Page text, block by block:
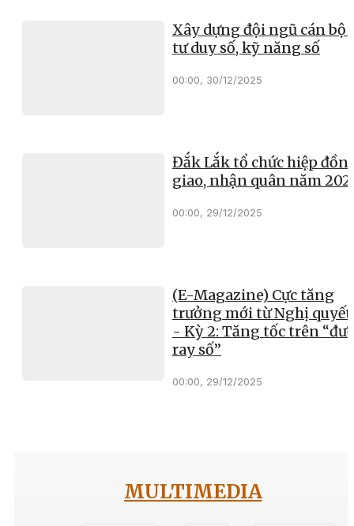
Xây dựng đội ngũ cán bộ
tư duy số, kỹ năng số
00:00, 30/12/2025
Đắk Lắk tổ chức hiệp
giao, nhận quân năm
00:00, 29/12/2025
(E-Magazine) Cực tăng
trưởng mới từ Nghị quyết
- Kỳ 2: Tăng tốc trên
ray số”
00:00, 29/12/2025
MULTIMEDIA